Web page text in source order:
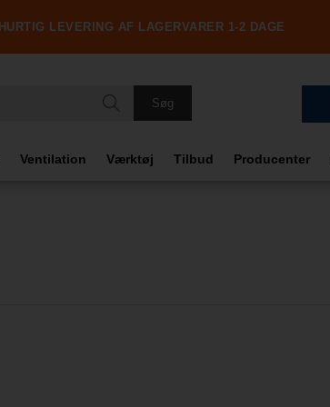
HURTIG LEVERING AF LAGERVARER 1-2 DAGE
Ventilation Værktøj Tilbud Producenter